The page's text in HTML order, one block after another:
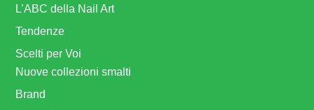
L’ABC della Nail Art
Tendenze
Scelti per Voi
Nuove collezioni smalti
Brand